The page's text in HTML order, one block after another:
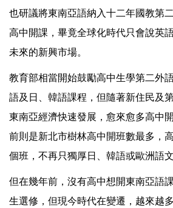
也研議將東南亞語納入十二年國教第
高中開課，畢竟全球化時代只會說英
未來的新興市場。
教育部相當開始鼓勵高中生學第二外
語及日、韓語課程，但隨著新住民及
東南亞經濟快速發展，愈來愈多高中
前則是新北市樹林高中開班數最多，
個班，不再只獨厚日、韓語或歐洲語文
但在幾年前，沒有高中想開東南亞語
生選修，但現今時代在變遷，越來越